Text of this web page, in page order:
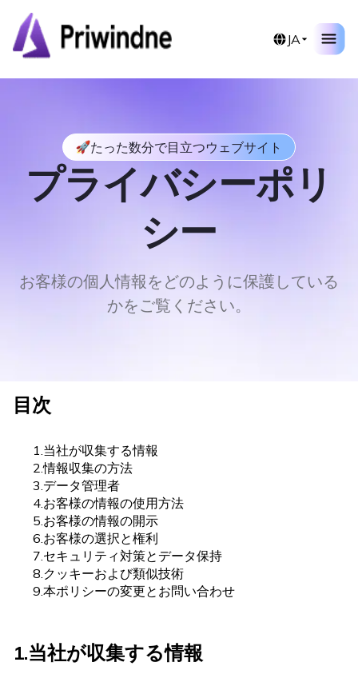
JA
たった数分で目立つウェブサイト
プライバシーポリ
シー
お客様の個人情報をどのように保護している
かをご覧ください。
目次
1.当社が収集する情報
2.情報収集の方法
3.データ管理者
4.お客様の情報の使用方法
5.お客様の情報の開示
6.お客様の選択と権利
7.セキュリティ対策とデータ保持
8.クッキーおよび類似技術
9.本ポリシーの変更とお問い合わせ
1.当社が収集する情報